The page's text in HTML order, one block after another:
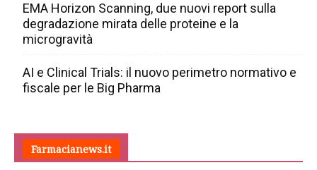
EMA Horizon Scanning, due nuovi report sulla
degradazione mirata delle proteine e la
microgravità
AI e Clinical Trials: il nuovo perimetro normativo e
fiscale per le Big Pharma
Farmacianews.it